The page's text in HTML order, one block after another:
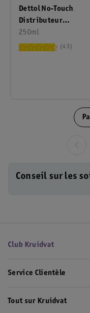
Dettol No-Touch
Distributeur
Automatique De
250ml
43
Conseil sur les
Club Kruidvat
Service Clientèle
Tout sur Kruidvat